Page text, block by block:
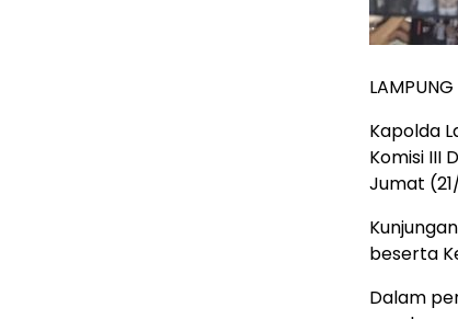
Kapolda
Komisi III
Jumat
beserta
Dalam